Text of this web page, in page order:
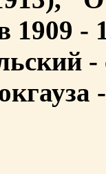
1909 -
-